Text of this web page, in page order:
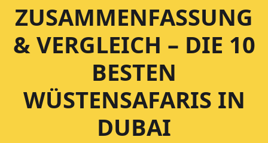
ZUSAMMENFASSUNG
& VERGLEICH – DIE 10
BESTEN
WÜSTENSAFARIS IN
DUBAI